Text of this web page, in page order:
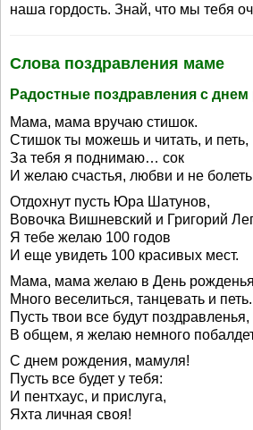
наша гордость. Знай, что мы тебя
Слова поздравления маме
Радостные поздравления с
Мама, мама вручаю стишок.
Стишок ты можешь и читать, и петь,
За тебя я поднимаю… сок
И желаю счастья, любви и не
Отдохнут пусть Юра Шатунов,
Вовочка Вишневский и Григорий
Я тебе желаю 100 годов
И еще увидеть 100 красивых мест.
Мама, мама желаю в День рожденья
Много веселиться, танцевать и петь.
Пусть твои все будут поздравленья,
В общем, я желаю немного
С днем рождения, мамуля!
Пусть все будет у тебя:
И пентхаус, и прислуга,
Яхта личная своя!